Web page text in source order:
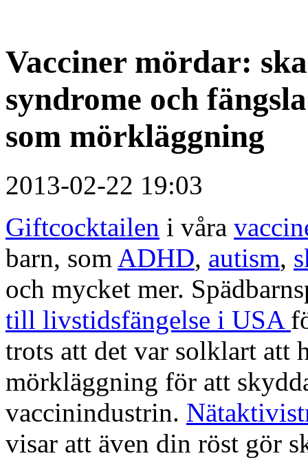
Vacciner mördar:
syndrome och
som mörkläggning
2013-02-22 19:03
Giftcocktailen i våra
barn, som ADHD, autism,
och mycket mer.
till livstidsfängelse i USA
trots att det var solklart att
mörkläggning för att
vaccinindustrin.
visar att även din röst gör